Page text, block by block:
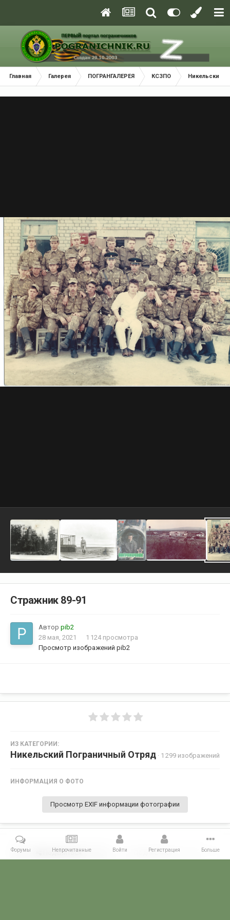
Главная Галерея ПОГРАНГАЛЕРЕЯ КСЗПО Никельский
Стражник 89-91
Автор pib2
28 мая, 2021
1 124 просмотра
Просмотр изображений pib2
ИЗ КАТЕГОРИИ:
Никельский Пограничный Отряд · 1 299 изображений
ИНФОРМАЦИЯ О ФОТО
Просмотр EXIF информации фотографии
Поделиться Подписчики 0
Форумы Непрочитанные Войти Регистрация Больше